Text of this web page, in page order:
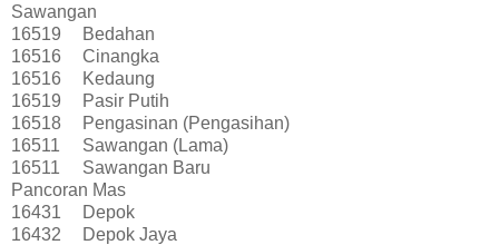
Sawangan
16519
Bedahan
16516
Cinangka
16516
Kedaung
16519
Pasir Putih
16518
Pengasinan (Pengasihan)
16511
Sawangan (Lama)
16511
Sawangan Baru
Pancoran Mas
16431
Depok
16432
Depok Jaya